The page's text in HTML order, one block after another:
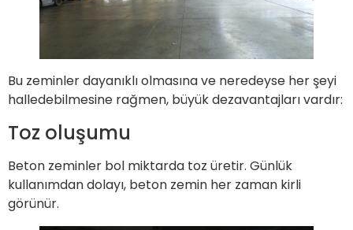
Bu zeminler dayanıklı olmasına ve neredeyse her şeyi
halledebilmesine rağmen, büyük dezavantajları vardır:
Toz oluşumu
Beton zeminler bol miktarda toz üretir. Günlük
kullanımdan dolayı, beton zemin her zaman kirli
görünür.